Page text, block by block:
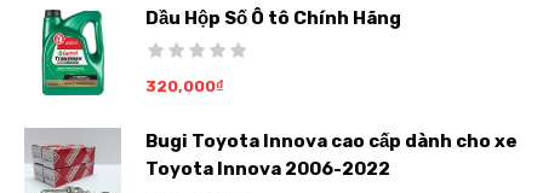
Dầu Hộp Số Ô tô Chính Hãng
320,000₫
Bugi Toyota Innova cao cấp dành cho xe
Toyota Innova 2006-2022